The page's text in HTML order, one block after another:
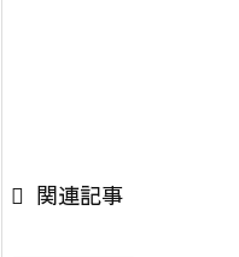
 関連記事